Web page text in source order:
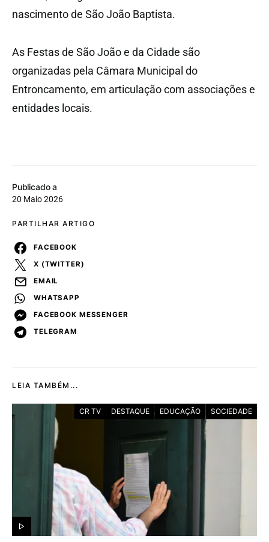
Publicado a
20 Maio 2026
PARTILHAR ARTIGO
FACEBOOK
X (TWITTER)
EMAIL
WHATSAPP
FACEBOOK MESSENGER
TELEGRAM
nascimento de São João Baptista.
As Festas de São João e da Cidade são
organizadas pela Câmara Municipal do
Entroncamento, em articulação com associações e
entidades locais.
LEIA TAMBÉM...
CR TV DESTAQUE EDUCAÇÃO SOCIEDADE